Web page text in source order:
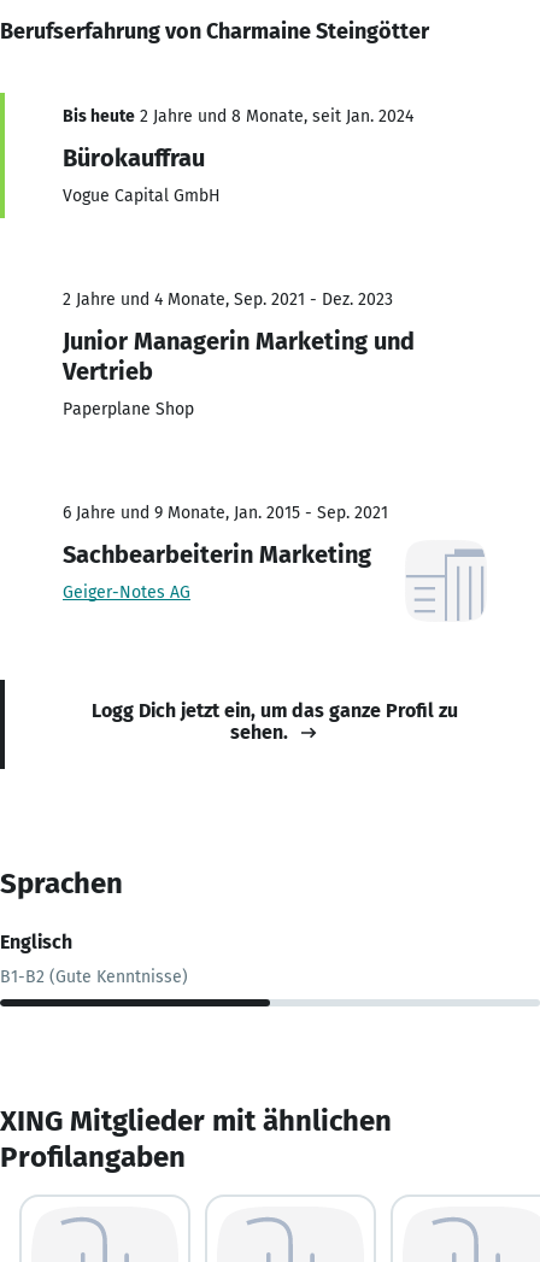
Berufserfahrung von Charmaine Steingötter
Bis heute 2 Jahre und 8 Monate, seit Jan. 2024
Bürokauffrau
Vogue Capital GmbH
2 Jahre und 4 Monate, Sep. 2021 - Dez. 2023
Junior Managerin Marketing und
Vertrieb
Paperplane Shop
6 Jahre und 9 Monate, Jan. 2015 - Sep. 2021
Sachbearbeiterin Marketing
Geiger-Notes AG
Logg Dich jetzt ein, um das ganze Profil zu
sehen.
Sprachen
Englisch
B1-B2 (Gute Kenntnisse)
XING Mitglieder mit ähnlichen
Profilangaben